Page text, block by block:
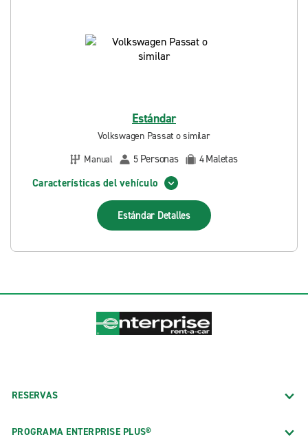
Estándar
Volkswagen Passat o similar
Manual
5 Personas 4Maletas
Características del vehículo
Estándar Detalles
RESERVAS
PROGRAMA ENTERPRISE PLUS®